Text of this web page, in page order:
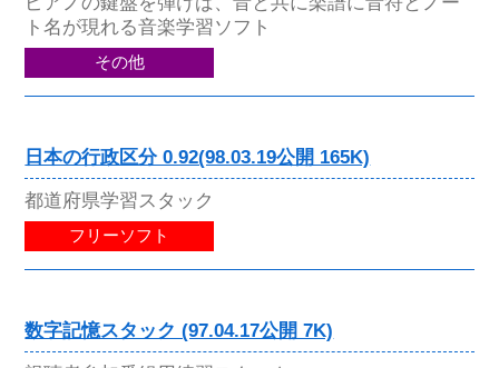
ト名が現れる音楽学習ソフト
その他
日本の行政区分 0.92(98.03.19公開 165K)
都道府県学習スタック
フリーソフト
数字記憶スタック (97.04.17公開 7K)